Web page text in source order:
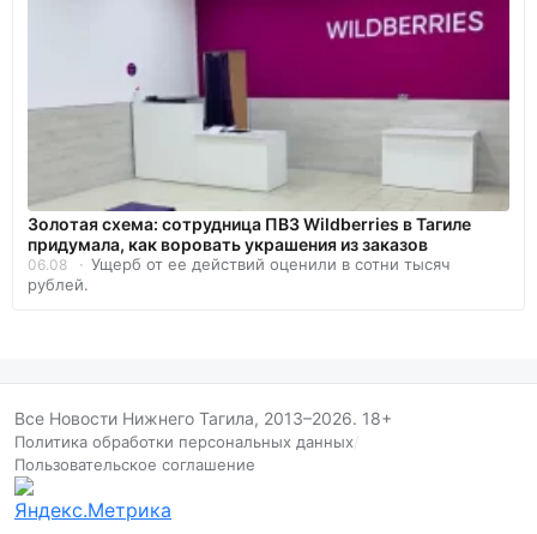
Золотая схема: сотрудница ПВЗ Wildberries в Тагиле
придумала, как воровать украшения из заказов
06.08
Ущерб от ее действий оценили в сотни тысяч
рублей.
Все Новости Нижнего Тагила, 2013–2026. 18+
Политика обработки персональных данных/
Пользовательское соглашение